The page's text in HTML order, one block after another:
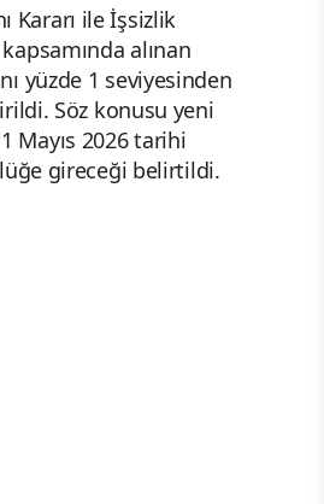
Kararı ile İşsizlik
alınan
yüzde 1 seviyesinden
Söz konusu yeni
Mayıs 2026 tarihi
gireceği belirtildi.